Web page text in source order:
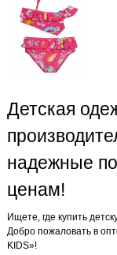
Детская
надежные
ценам!
Ищете, где купить
Добро пожаловать в
KIDS»!